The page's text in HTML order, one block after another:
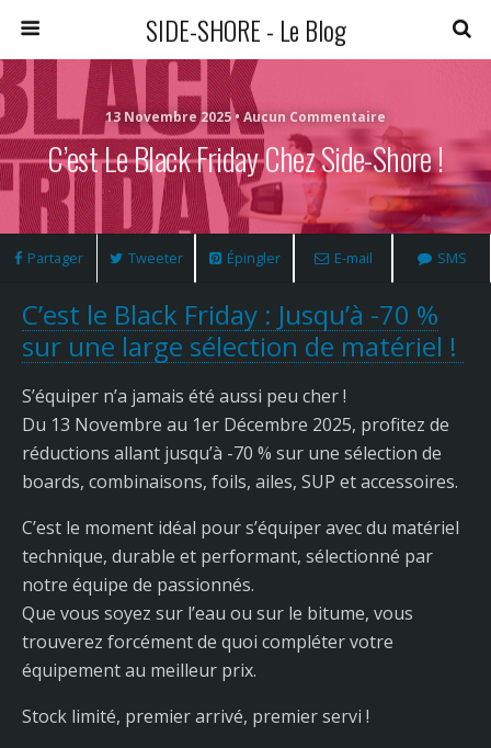
SIDE-SHORE - Le Blog
13 Novembre 2025 • Aucun Commentaire
C’est Le Black Friday Chez Side-Shore !
Partager Tweeter Épingler E-mail SMS
C’est le Black Friday : Jusqu’à -70 %
sur une large sélection de matériel !
S’équiper n’a jamais été aussi peu cher !
Du 13 Novembre au 1er Décembre 2025, profitez de
réductions allant jusqu’à -70 % sur une sélection de
boards, combinaisons, foils, ailes, SUP et accessoires.
C’est le moment idéal pour s’équiper avec du matériel
technique, durable et performant, sélectionné par
notre équipe de passionnés.
Que vous soyez sur l’eau ou sur le bitume, vous
trouverez forcément de quoi compléter votre
équipement au meilleur prix.
Stock limité, premier arrivé, premier servi !